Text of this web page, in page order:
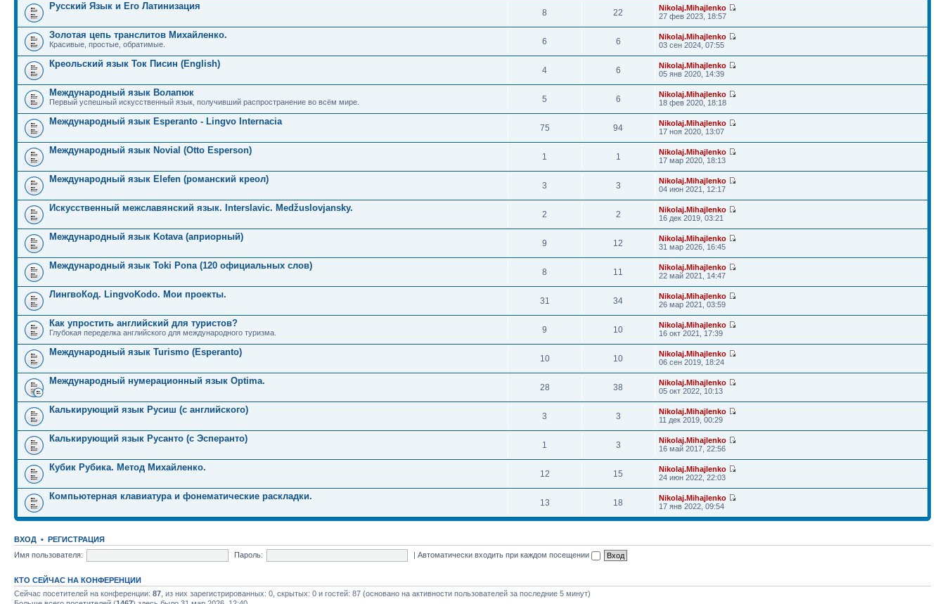
Русский Язык и Его Латинизация
8 22
Nikolaj.Mihajlenko
27 фев 2023, 18:57
Золотая цепь транслитов Михайленко.
Красивые, простые, обратимые. 6 6
Nikolaj.Mihajlenko
03 сен 2024, 07:55
Креольский язык Ток Писин (English)
4 6
Nikolaj.Mihajlenko
05 янв 2020, 14:39
Международный язык Волапюк
Первый успешный искусственный язык, получивший распространение во всём мире. 5 6
Nikolaj.Mihajlenko
18 фев 2020, 18:18
Международный язык Esperanto - Lingvo Internacia
75 94
Nikolaj.Mihajlenko
17 ноя 2020, 13:07
Международный язык Novial (Otto Esperson)
1 1
Nikolaj.Mihajlenko
17 мар 2020, 18:13
Международный язык Elefen (романский креол)
3 3
Nikolaj.Mihajlenko
04 июн 2021, 12:17
Искусственный межславянский язык. Interslavic. Medžuslovjansky.
2 2
Nikolaj.Mihajlenko
16 дек 2019, 03:21
Международный язык Kotava (априорный)
9 12
Nikolaj.Mihajlenko
31 мар 2026, 16:45
Международный язык Toki Pona (120 официальных слов)
8 11
Nikolaj.Mihajlenko
22 май 2021, 14:47
ЛингвоКод. LingvoKodo. Мои проекты.
31 34
Nikolaj.Mihajlenko
26 мар 2021, 03:59
Как упростить английский для туристов?
Глубокая переделка английского для международного туризма. 9 10
Nikolaj.Mihajlenko
16 окт 2021, 17:39
Международный язык Turismo (Esperanto)
10 10
Nikolaj.Mihajlenko
06 сен 2019, 18:24
Международный нумерационный язык Optima.
28 38
Nikolaj.Mihajlenko
05 окт 2022, 10:13
Калькирующий язык Русиш (с английского)
3 3
Nikolaj.Mihajlenko
11 дек 2019, 00:29
Калькирующий язык Русанто (с Эсперанто)
1 3
Nikolaj.Mihajlenko
16 май 2017, 22:56
Кубик Рубика. Метод Михайленко.
12 15
Nikolaj.Mihajlenko
24 июн 2022, 22:03
Компьютерная клавиатура и фонематические раскладки.
13 18
Nikolaj.Mihajlenko
17 янв 2022, 09:54
ВХОД • РЕГИСТРАЦИЯ
Имя пользователя:
Пароль: |Автоматически входить при каждом посещении
КТО СЕЙЧАС НА КОНФЕРЕНЦИИ
Сейчас посетителей на конференции: 87 , из них зарегистрированных: 0, скрытых: 0 и гостей: 87 (основано на активности пользователей за последние 5 минут)